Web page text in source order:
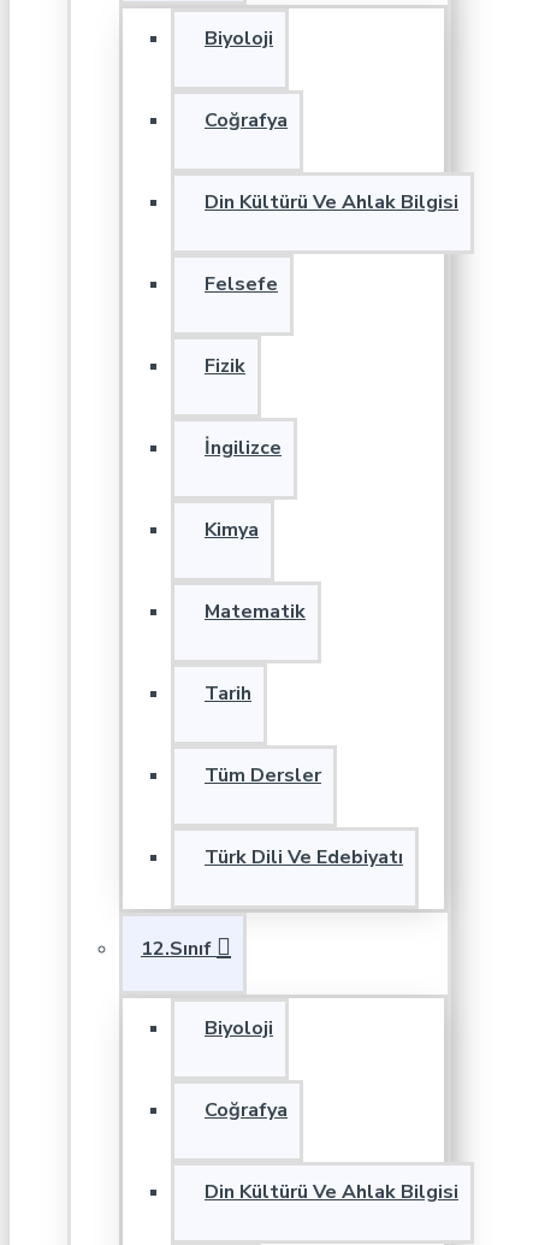
Biyoloji
Coğrafya
Din Kültürü Ve Ahlak Bilgisi
Felsefe
Fizik
İngilizce
Kimya
Matematik
Tarih
Tüm Dersler
Türk Dili Ve Edebiyatı
12.Sınıf
Biyoloji
Coğrafya
Din Kültürü Ve Ahlak Bilgisi